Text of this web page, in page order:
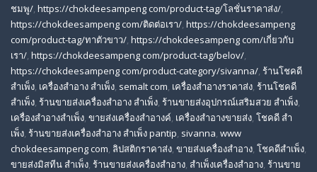
ชมพู/, https://chokdeesampeng com/product-tag/โลชั่นราคาส่ง/,
https://chokdeesampeng com/ติดต่อเรา/, https://chokdeesampeng
com/product-tag/ทาตัวขาว/, https://chokdeesampeng com/เกี่ยวกับ
เรา/, https://chokdeesampeng com/product-tag/belov/,
https://chokdeesampeng com/product-category/sivanna/, ร้านโชคดี
สําเพ็ง, เครื่องสำอาง สำเพ็ง, semalt com, เครื่องสำอางราคาส่ง, ร้านโชคดี
สำเพ็ง, ร้านขายส่งเครื่องสําอาง สําเพ็ง, ร้านขายส่งอุปกรณ์เสริมสวย สําเพ็ง,
เครื่องสำอางสำเพ็ง, ขายส่งเครื่องสำอางค์, เครื่องสำอางขายส่ง, โชคดี สํา
เพ็ง, ร้านขายส่งเครื่องสําอาง สําเพ็ง pantip, sivanna, www
chokdeesampeng com, ลิปสติกราคาส่ง, ขายส่งเครื่องสำอาง, โชคดีสำเพ็ง,
ขายส่งมิสทีน สําเพ็ง, ร้านขายส่งเครื่องสำอาง, สําเพ็งเครื่องสําอาง, ร้านขาย